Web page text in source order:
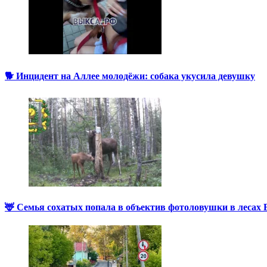
🐕 Инцидент на Аллее молодёжи: собака укусила девушку
🦌 Семья сохатых попала в объектив фотоловушки в